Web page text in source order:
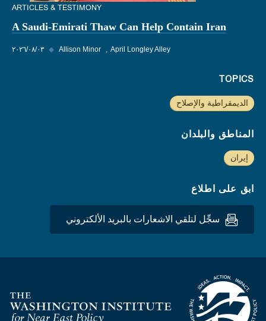
ARTICLES & TESTIMONY
A Saudi-Emirati Thaw Can Help Contain Iran
٠٣‏/٠٨‏/٢٠٢٦ ◆ Allison Minor April Longley Alley
TOPICS
الديمقراطية والإصلاح
المناطق والبلدان
إيران
ابق على اطلاع
سجِّل لتلقي الاشعارات بالبريد الألكتروني
Homepage